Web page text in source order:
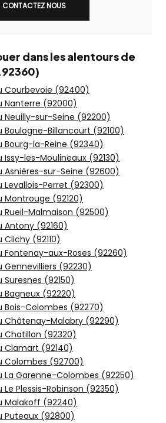
CONTACTEZ NOUS
dans les alentours de
Courbevoie (92400)
Nanterre (92000)
Neuilly-sur-Seine (92200)
Boulogne-Billancourt (92100)
Bourg-la-Reine (92340)
les-Moulineaux (92130)
Asnières-sur-Seine (92600)
Levallois-Perret (92300)
Montrouge (92120)
Rueil-Malmaison (92500)
Antony (92160)
(92110)
Fontenay-aux-Roses (92260)
Gennevilliers (92230)
(92150)
Bagneux (92220)
Bois-Colombes (92270)
Châtenay-Malabry (92290)
Chatillon (92320)
Clamart (92140)
Colombes (92700)
La Garenne-Colombes (92250)
Plessis-Robinson (92350)
Malakoff (92240)
Puteaux (92800)